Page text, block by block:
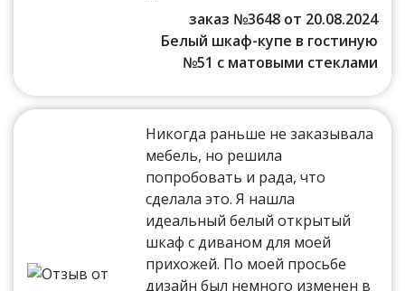
заказ №3648 от 20.08.2024
Белый шкаф-купе в гостиную
№51 с матовыми стеклами
Никогда раньше не заказывала
мебель, но решила
попробовать и рада, что
сделала это. Я нашла
идеальный белый открытый
шкаф с диваном для моей
прихожей. По моей просьбе
дизайн был немного изменен в